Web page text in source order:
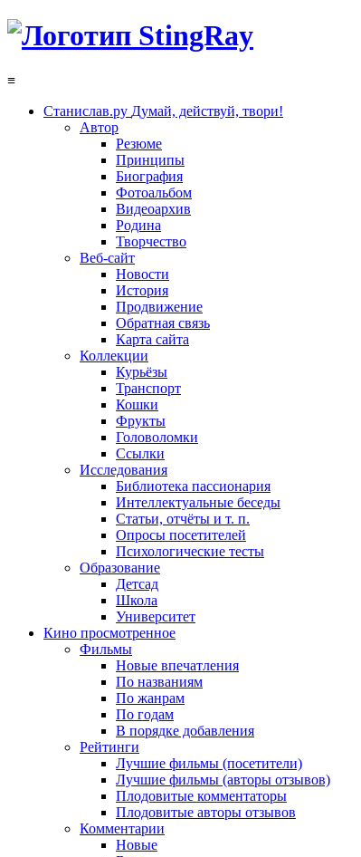
≡
Станислав.ру Думай, действуй, твори!
Автор
Резюме
Принципы
Биография
Фотоальбом
Видеоархив
Родина
Творчество
Веб-сайт
Новости
История
Продвижение
Обратная связь
Карта сайта
Коллекции
Курьёзы
Транспорт
Кошки
Фрукты
Головоломки
Ссылки
Исследования
Библиотека пассионария
Интеллектуальные беседы
Статьи, отчёты и т. п.
Опросы посетителей
Психологические тесты
Образование
Детсад
Школа
Университет
Кино просмотренное
Фильмы
Новые впечатления
По названиям
По жанрам
По годам
В порядке добавления
Рейтинги
Лучшие фильмы (посетители)
Лучшие фильмы (авторы отзывов)
Плодовитые комментаторы
Плодовитые авторы отзывов
Комментарии
Новые